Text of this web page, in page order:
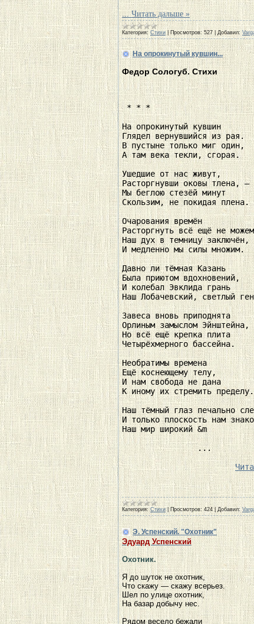
...Читать дальше »
Категория: Стихи | Просмотров: 527 |Добавил:
На опрокинутый кувшин...
Федор Сологуб. Стихи
* * *
На опрокинутый кувшин
Глядел вернувшийся из рая.
В пустыне только миг один,
А там века текли, сгорая.
Ушедшие от нас живут,
Расторгнувши оковы тлена, —
Мы беглою стезёй минут
Скользим, не покидая плена.
Очарования времён
Расторгнуть всё ещё не
Наш дух в темницу заключён,
И медленно мы силы множим.
Давно ли тёмная Казань
Была приютом вдохновений,
И колебал Эвклида грань
Наш Лобачевский, светлый
Завеса вновь приподнята
Орлиным замыслом Эйнштейна,
Но всё ещё крепка плита
Четырёхмерного бассейна.
Необратимы времена
Ещё коснеющему телу,
И нам свобода не дана
К иному их стремить
Наш тёмный глаз печально
И только плоскость нам
Наш мир широкий &m
...
Категория: Стихи |Просмотров: 424 |Добавил:
Э. Успенский. "Охотник"
Эдуард Успенский
Охотник.
Я до шуток не охотник,
Что скажу — скажу всерьез.
Шел по улице охотник,
На базар добычу нес.
Рядом весело бежали